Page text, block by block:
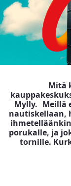
Mitä
Mylly. Meillä
nautiskellaan,
porukalle, ja
tornille.